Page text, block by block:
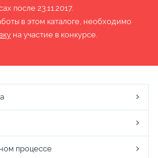
после 23.11.2017.
в этом каталоге, необходимо
на участие в конкурсе.
процессе